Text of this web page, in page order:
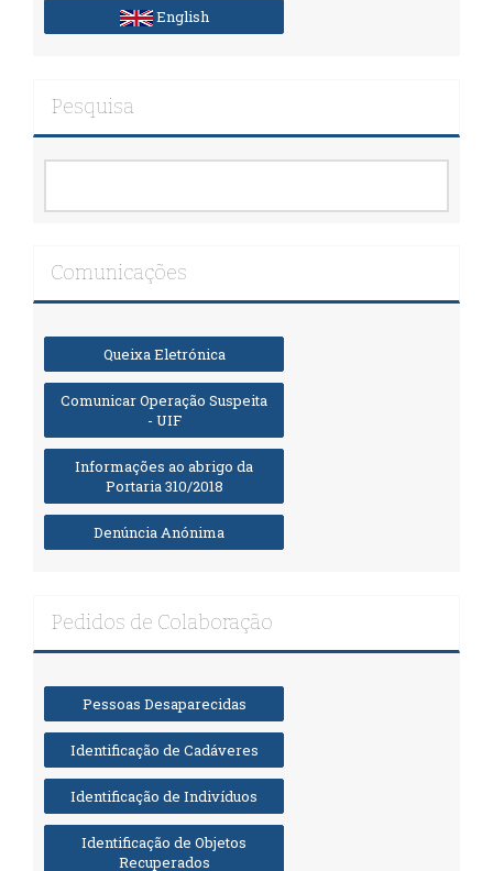
English
Pesquisa
Comunicações
Queixa Eletrónica
Comunicar Operação Suspeita
- UIF
Informações ao abrigo da
Portaria 310/2018
Denúncia Anónima
Pedidos de Colaboração
Pessoas Desaparecidas
Identificação de Cadáveres
Identificação de Indivíduos
Identificação de Objetos
Recuperados